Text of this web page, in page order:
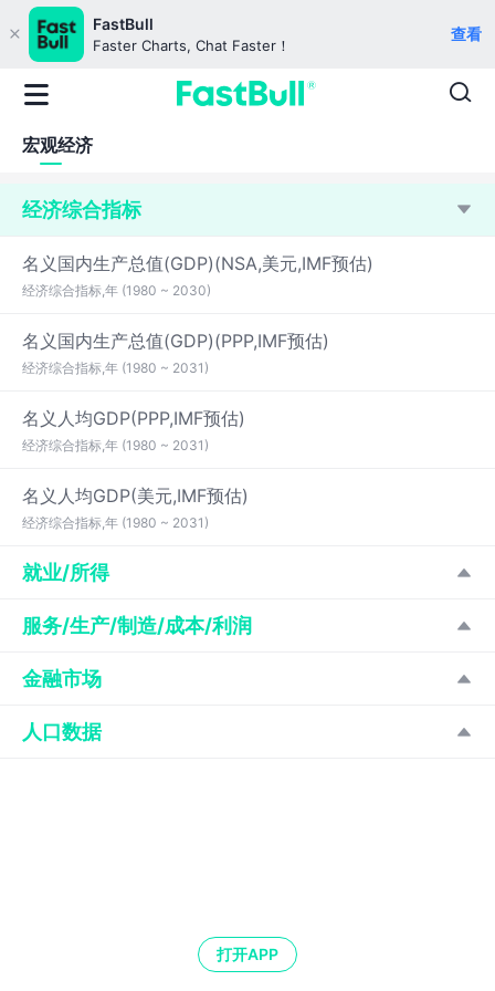
FastBull
Faster Charts, Chat Faster！
查看
宏观经济
经济综合指标
名义国内生产总值(GDP)(NSA,美元,IMF预估)
经济综合指标,年 (1980 ~ 2030)
名义国内生产总值(GDP)(PPP,IMF预估)
经济综合指标,年 (1980 ~ 2031)
名义人均GDP(PPP,IMF预估)
经济综合指标,年 (1980 ~ 2031)
名义人均GDP(美元,IMF预估)
经济综合指标,年 (1980 ~ 2031)
就业/所得
服务/生产/制造/成本/利润
金融市场
人口数据
打开APP